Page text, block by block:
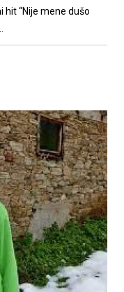
“Nije mene dušo